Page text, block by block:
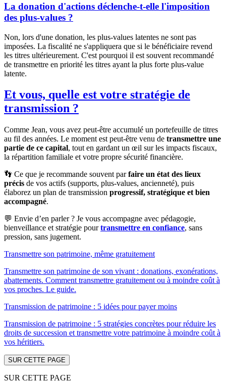
La donation d'actions déclenche-t-elle l'imposition
des plus-values ?
Non, lors d'une donation, les plus-values latentes ne sont pas
imposées. La fiscalité ne s'appliquera que si le bénéficiaire revend
les titres ultérieurement. C'est pourquoi il est souvent recommandé
de transmettre en priorité les titres ayant la plus forte plus-value
latente.
Et vous, quelle est votre stratégie de
transmission ?
Comme Jean, vous avez peut-être accumulé un portefeuille de titres
au fil des années. Le moment est peut-être venu de transmettre une
partie de ce capital, tout en gardant un œil sur les impacts fiscaux,
la répartition familiale et votre propre sécurité financière.
👣 Ce que je recommande souvent parfaire un état des lieux
précis de vos actifs (supports, plus-values, ancienneté), puis
élaborez un plan de transmission progressif, stratégique et bien
accompagné.
💬 Envie d’en parler ? Je vous accompagne avec pédagogie,
bienveillance et stratégie pourtransmettre en confiance, sans
pression, sans jugement.
Transmettre son patrimoine, même gratuitement
Transmettre son patrimoine de son vivant : donations, exonérations,
abattements. Comment transmettre gratuitement ou à moindre coût à
vos proches. Le guide.
Transmission de patrimoine : 5 idées pour payer moins
Transmission de patrimoine : 5 stratégies concrètes pour réduire les
droits de succession et transmettre votre patrimoine à moindre coût à
vos héritiers.
SUR CETTE PAGE
SUR CETTE PAGE